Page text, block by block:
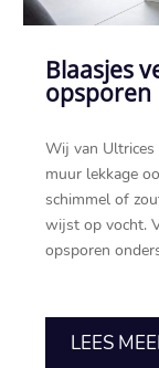
Blaasjes
opsporen
Wij van Ultrices
muur lekkage
schimmel of
wijst op vocht.​
opsporen
LEES